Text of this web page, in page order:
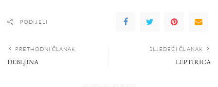
PODIJELI
PRETHODNI ČLANAK
DEBLJINA
SLJEDEĆI ČLANAK
LEPTIRICA